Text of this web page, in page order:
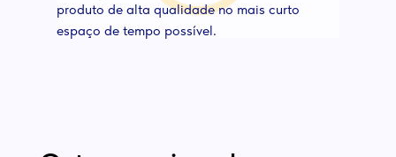
produto de alta qualidade no mais curto
espaço de tempo possível.